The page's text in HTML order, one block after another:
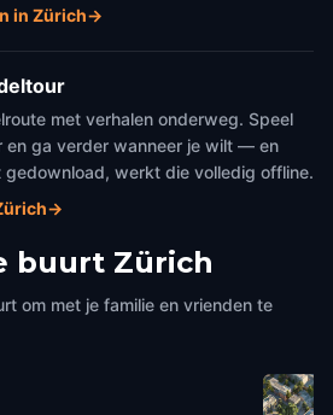
in Zürich→
met verhalen onderweg. Speel
en ga verder wanneer je wilt — en
werkt die volledig offline.
→
buurt Zürich
om met je familie en vrienden te